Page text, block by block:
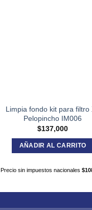
Limpia fondo kit para filtro
Pelopincho IM006
$137,000
AÑADIR AL CARRITO
Precio sin impuestos nacionales $